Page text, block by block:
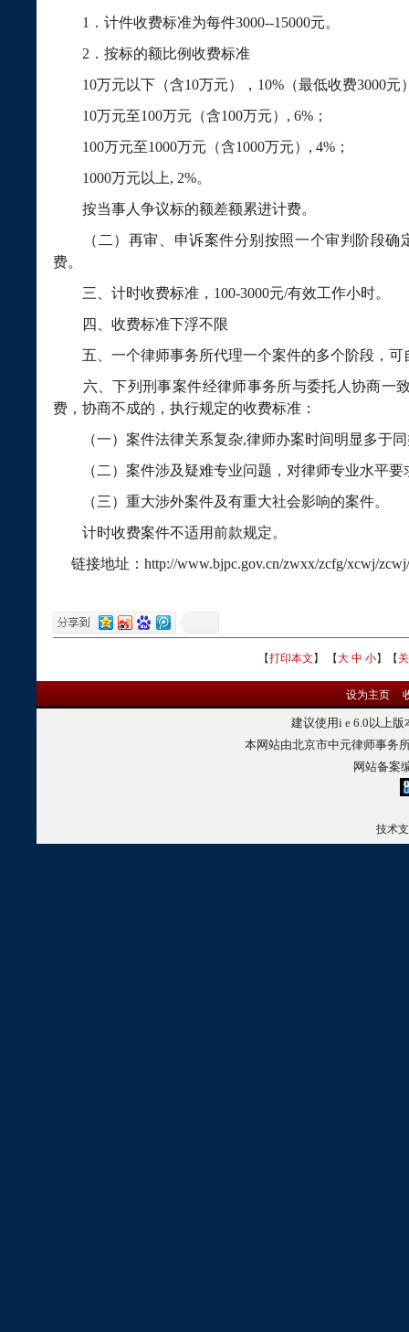
1 ．计件收费标准为每件3000--15000元。
2 ．按标的额比例收费标准
10万元以下（含10万元）， 10% （最低收费3000元
10万元至100万元（含100万元） , 6% ；
100万元至1000万元（含1000万元） , 4% ；
1000万元以上, 2%。
按当事人争议标的额差额累进计费。
（二）再审、申诉案件分别按照一个审判阶段确
费。
三、计时收费标准， 100-3000元/有效工作小时。
四、收费标准下浮不限
五、一个律师事务所代理一个案件的多个阶段，可
六、下列刑事案件经律师事务所与委托人协商一
费，协商不成的，执行规定的收费标准：
（一）案件法律关系复杂,律师办案时间明显多于
（二）案件涉及疑难专业问题，对律师专业水平要
（三）重大涉外案件及有重大社会影响的案件。
计时收费案件不适用前款规定。
链接地址：http://www.bjpc.gov.cn/zwxx/zcfg/xcwj/zcwj/
【打印本文 】 【大 中 小】【
设为主页
建议使用i e 6.0 以上版
本网站由北京市中元律师事务
网站备案
技术